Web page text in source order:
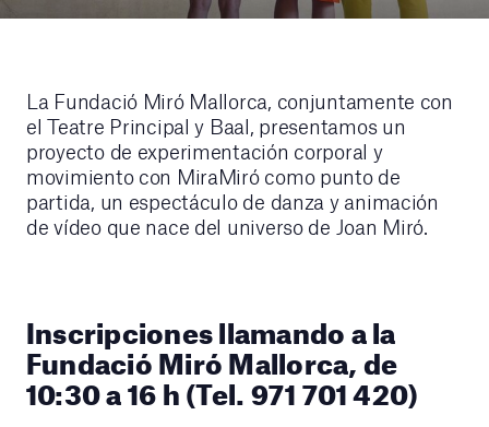
La Fundació Miró Mallorca, conjuntamente con
el Teatre Principal y Baal, presentamos un
proyecto de experimentación corporal y
movimiento con MiraMiró como punto de
partida, un espectáculo de danza y animación
de vídeo que nace del universo de Joan Miró.
Inscripciones llamando a la
Fundació Miró Mallorca, de
10:30 a 16 h (Tel. 971 701 420)